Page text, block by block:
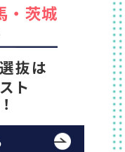
・茨城
抜は
ト